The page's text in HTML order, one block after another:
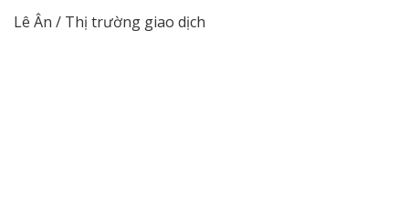
Lê Ân / Thị trường giao dịch